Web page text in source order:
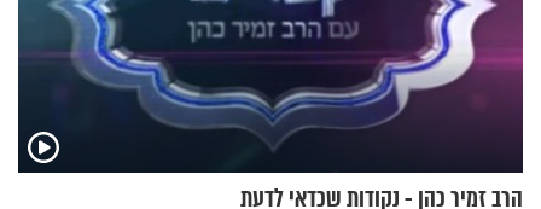
הרב זמיר כהן - נקודות שכדאי לדעת